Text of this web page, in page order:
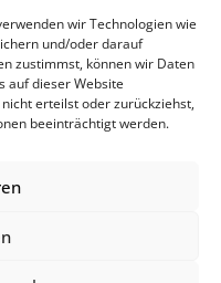
wir Technologien wie
und/oder darauf
zustimmst, können wir Daten
auf dieser Website
erteilst oder zurückziehst,
beeinträchtigt werden.